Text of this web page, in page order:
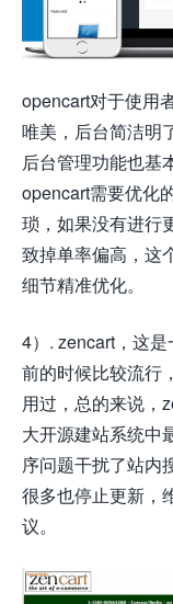
opencart对于使用
唯美，后台简洁明
后台管理功能也基
opencart需要优化
琐，如果没有进行
致掉单率偏高，这
细节精准优化。
4）. zencart，这
前的时候比较流行
用过，总的来说，
大开源建站系统中
序问题干扰了站内
很多也停止更新，
议。